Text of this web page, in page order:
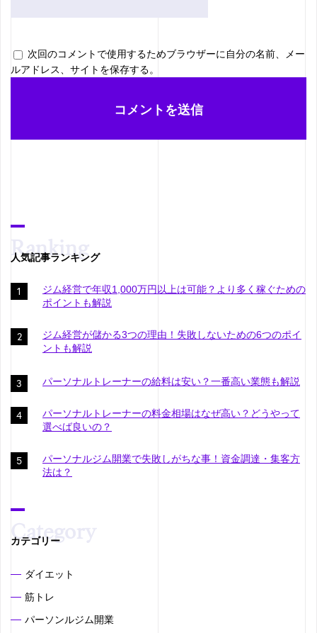
次回のコメントで使用するためブラウザーに自分の名前、メー
ルアドレス、サイトを保存する。
人気記事ランキング
ジム経営で年収1,000万円以上は可能？より多く稼ぐための
ポイントも解説
ジム経営が儲かる3つの理由！失敗しないための6つのポイ
ントも解説
パーソナルトレーナーの給料は安い？一番高い業態も解説
パーソナルトレーナーの料金相場はなぜ高い？どうやって
選べば良いの？
パーソナルジム開業で失敗しがちな事！資金調達・集客方
法は？
カテゴリー
ダイエット
筋トレ
パーソンルジム開業